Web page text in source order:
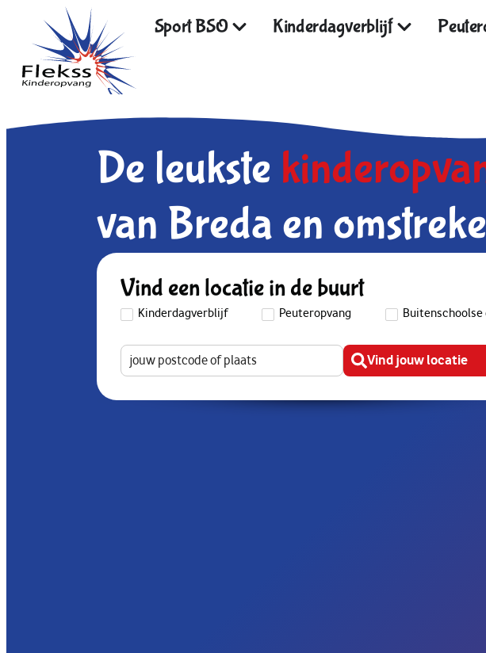
Sport BSO Kinderdagverblijf
De leukste
van Breda en
Vind een locatie in de buurt
Kinderdagverblijf Peuteropvang Buitenschoolse
Vind jouw locatie